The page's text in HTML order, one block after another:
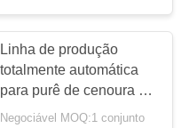
de
Linha de produção
totalmente automática
para purê de cenoura e
suco de cenoura 1T/H-
Negociável MOQ:1 conjunto